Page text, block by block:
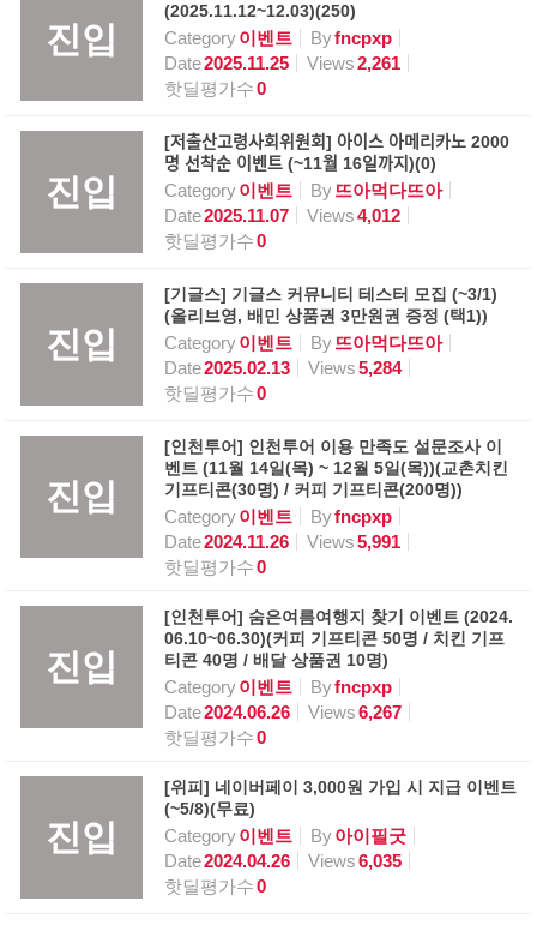
진입
(2025.11.12~12.03)(250)
Category이벤트 Byfncpxp
Date2025.11.25 Views2,261
핫딜평가수0
진입
[저출산고령사회위원회] 아이스 아메리카노 2000
명 선착순 이벤트 (~11월 16일까지)(0)
Category이벤트 By뜨아먹다뜨아
Date2025.11.07 Views4,012
핫딜평가수0
진입
[기글스] 기글스 커뮤니티 테스터 모집 (~3/1)
(올리브영, 배민 상품권 3만원권 증정 (택1))
Category이벤트 By뜨아먹다뜨아
Date2025.02.13 Views5,284
핫딜평가수0
진입
[인천투어] 인천투어 이용 만족도 설문조사 이
벤트 (11월 14일(목) ~ 12월 5일(목))(교촌치킨
기프티콘(30명) / 커피 기프티콘(200명))
Category이벤트 Byfncpxp
Date2024.11.26 Views5,991
핫딜평가수0
진입
[인천투어] 숨은여름여행지 찾기 이벤트 (2024.
06.10~06.30)(커피 기프티콘 50명 / 치킨 기프
티콘 40명 / 배달 상품권 10명)
Category이벤트 Byfncpxp
Date2024.06.26 Views6,267
핫딜평가수0
진입
[위피] 네이버페이 3,000원 가입 시 지급 이벤트
(~5/8)(무료)
Category이벤트 By아이필굿
Date2024.04.26 Views6,035
핫딜평가수0